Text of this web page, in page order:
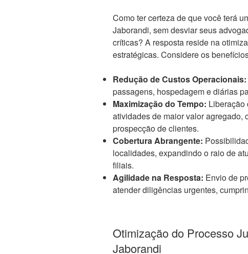
Como ter certeza de que você terá
Jaborandi, sem desviar seus
críticas? A resposta reside na
estratégicas. Considere os
Redução de Custos Operacionais:
passagens, hospedagem e diárias
Maximização do Tempo: Liberação
atividades de maior valor agregado,
prospecção de clientes.
Cobertura Abrangente:
localidades, expandindo o raio de
filiais.
Agilidade na Resposta: Envio de
atender diligências urgentes,
Otimização do Processo
Jaborandi